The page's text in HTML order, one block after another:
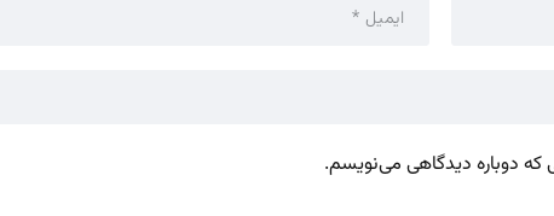
که دوباره دیدگاهی می‌نویسم.